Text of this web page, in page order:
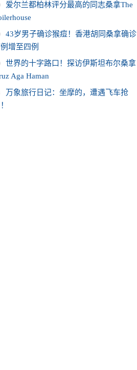
爱尔兰都柏林评分最高的同志桑拿The
43岁男子确诊猴痘！香港胡同桑拿确诊
增至四例
世界的十字路口！探访伊斯坦布尔桑拿
Aga Haman
万象旅行日记：坐摩的，遭遇飞车抢